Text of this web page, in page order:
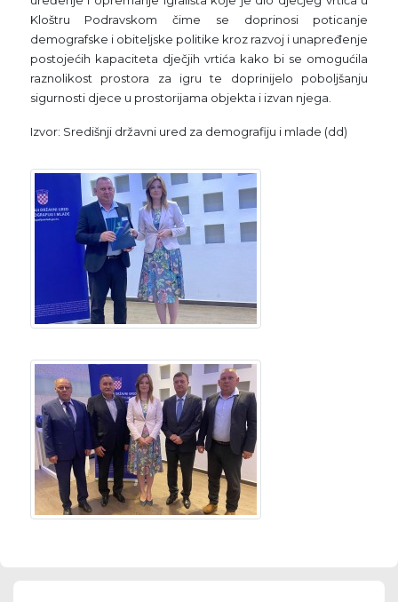
Kloštru Podravskom čime se doprinosi poticanje
demografske i obiteljske politike kroz razvoj i unapređenje
postojećih kapaciteta dječjih vrtića kako bi se omogućila
raznolikost prostora za igru te doprinijelo poboljšanju
sigurnosti djece u prostorijama objekta i izvan njega.
Izvor: Središnji državni ured za demografiju i mlade (dd)